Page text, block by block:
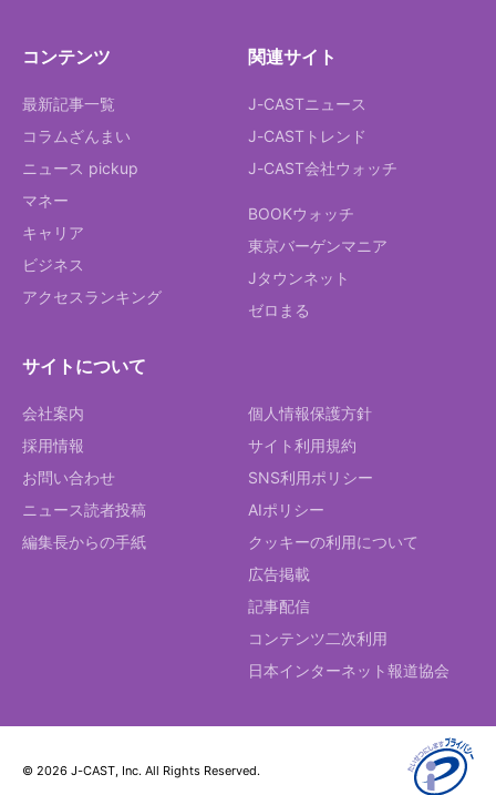
コンテンツ
最新記事一覧
コラムざんまい
ニュース pickup
マネー
キャリア
ビジネス
アクセスランキング
関連サイト
J-CASTニュース
J-CASTトレンド
J-CAST会社ウォッチ
BOOKウォッチ
東京バーゲンマニア
Jタウンネット
ゼロまる
サイトについて
会社案内
採用情報
お問い合わせ
ニュース読者投稿
編集長からの手紙
個人情報保護方針
サイト利用規約
SNS利用ポリシー
AIポリシー
クッキーの利用について
広告掲載
記事配信
コンテンツ二次利用
日本インターネット報道協会
© 2026 J-CAST, Inc. All Rights Reserved.